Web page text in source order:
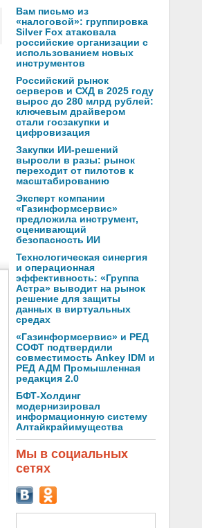
Вам письмо из
«налоговой»: группировка
Silver Fox атаковала
российские организации с
использованием новых
инструментов
Российский рынок
серверов и СХД в 2025 году
вырос до 280 млрд рублей:
ключевым драйвером
стали госзакупки и
цифровизация
Закупки ИИ-решений
выросли в разы: рынок
переходит от пилотов к
масштабированию
Эксперт компании
«Газинформсервис»
предложила инструмент,
оценивающий
безопасность ИИ
Технологическая синергия
и операционная
эффективность: «Группа
Астра» выводит на рынок
решение для защиты
данных в виртуальных
средах
«Газинформсервис» и РЕД
СОФТ подтвердили
совместимость Ankey IDM и
РЕД АДМ Промышленная
редакция 2.0
БФТ-Холдинг
модернизировал
информационную систему
Алтайкрайимущества
Мы в социальных
сетях